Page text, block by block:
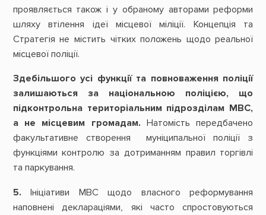
проявляється також і у обраному авторами реформи
шляху втілення ідеї місцевої міліції. Концепція та
Стратегія не містить чітких положень щодо реальної
місцевої поліції.
Здебільшого усі функції та повноваження поліції
залишаються за національною поліцією, що
підконтрольна територіальним підрозділам МВС,
а не місцевим громадам. Натомість передбачено
факультативне створення муніципальної поліції з
функціями контролю за дотриманням правил торгівлі
та паркування.
5.Ініціативи МВС щодо власного реформування
наповнені деклараціями, які часто спростовуються